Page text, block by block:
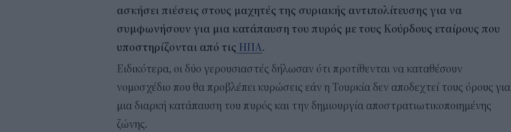
ασκήσει πιέσεις στους μαχητές της συριακής αντιπολίτευσης για να
συμφωνήσουν για μια κατάπαυση του πυρός με τους Κούρδους εταίρους που
υποστηρίζονται από τις ΗΠΑ.
Ειδικότερα, οι δύο γερουσιαστές δήλωσαν ότι προτίθενται να καταθέσουν
νομοσχέδιο που θα προβλέπει κυρώσεις εάν η Τουρκία δεν αποδεχτεί τους όρους για
μια διαρκή κατάπαυση του πυρός και την δημιουργία αποστρατιωτικοποιημένης
ζώνης.